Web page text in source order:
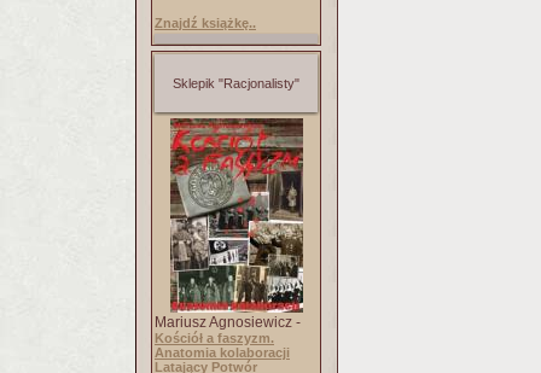
Znajdź książkę..
Sklepik "Racjonalisty"
Mariusz Agnosiewicz -
Kościół a faszyzm.
Anatomia kolaboracji
Latający Potwór